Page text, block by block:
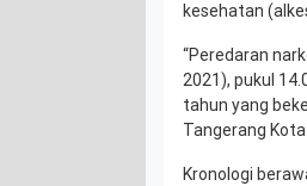
kesehatan
“Peredaran
2021), pukul
tahun yang
Tangerang Kota
Kronologi